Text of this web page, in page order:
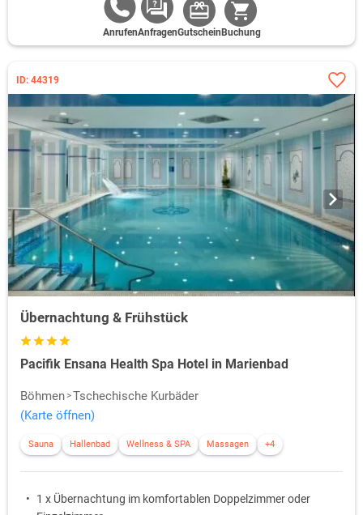
AnrufenAnfragenGutschein Buchung
ID: 44319
Übernachtung & Frühstück
Pacifik Ensana Health Spa Hotel in Marienbad
Böhmen Tschechische Kurbäder
(Karte öffnen)
Sauna Hallenbad Wellness & SPA Massagen +4
1 x Übernachtung im komfortablen Doppelzimmer oder